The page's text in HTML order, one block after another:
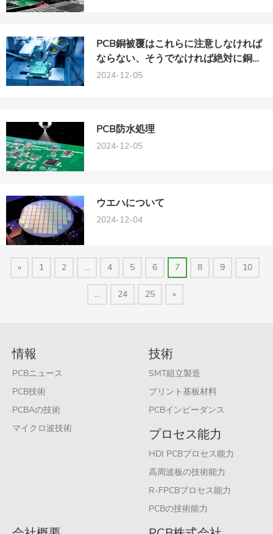
PCB銅被覆はこれらに注意しなければ
ならない、そうでなければ絶対に銅被
覆をしてはいけない！
2024-12-05
PCB防水処理
2024-12-05
ウエハについて
2024-12-04
« 1 2 ... 4 5 6 7 8 9 10
... 24 25 »
情報
PCBニュース
PCB技術
PCBAの技術
マイクロ波技術
技術
SMT組立製造
プリント基板材料
PCBインピーダンス
プロセス能力
HDI PCBプロセス能力
高周波板の技術能力
R-FPCBプロセス能力
PCBの技術能力